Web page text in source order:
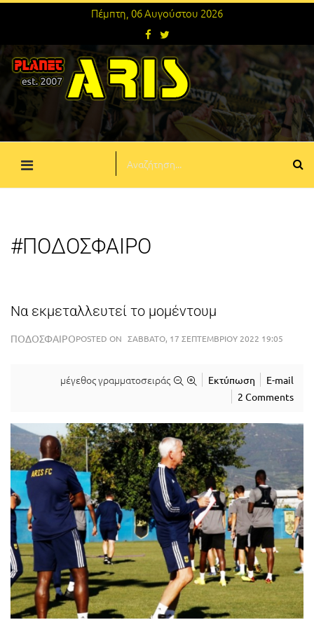
Πέμπτη, 06 Αυγούστου 2026
#ΠΟΔΟΣΦΑΙΡΟ
Να εκμεταλλευτεί το μομέντουμ
ΠΟΔΌΣΦΑΙΡΟPOSTED ON ΣΆΒΒΑΤΟ, 17 ΣΕΠΤΕΜΒΡΊΟΥ 2022 19:05
μέγεθος γραμματοσειράς Εκτύπωση
E-mail
2 Comments